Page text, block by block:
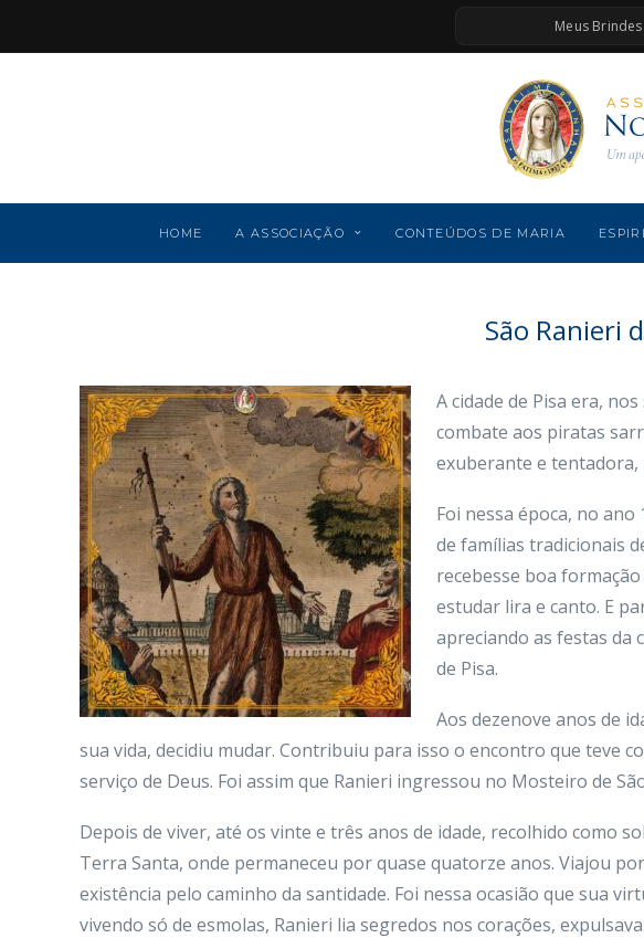
Meus Brindes
HOME A ASSOCIAÇÃO CONTEÚDOS DE MARIA
São Ranieri
A cidade de Pisa era,
combate aos piratas
exuberante e tentadora,
Foi nessa época, no ano
de famílias tradicionais
recebesse boa
estudar lira e canto. E
apreciando as festas da
de Pisa.
Aos dezenove anos de
sua vida, decidiu mudar. Contribuiu para isso o encontro que teve
serviço de Deus. Foi assim que Ranieri ingressou no Mosteiro de
Depois de viver, até os vinte e três anos de idade, recolhido como
Terra Santa, onde permaneceu por quase quatorze anos. Viajou
existência pelo caminho da santidade. Foi nessa ocasião que sua
vivendo só de esmolas, Ranieri lia segredos nos corações,